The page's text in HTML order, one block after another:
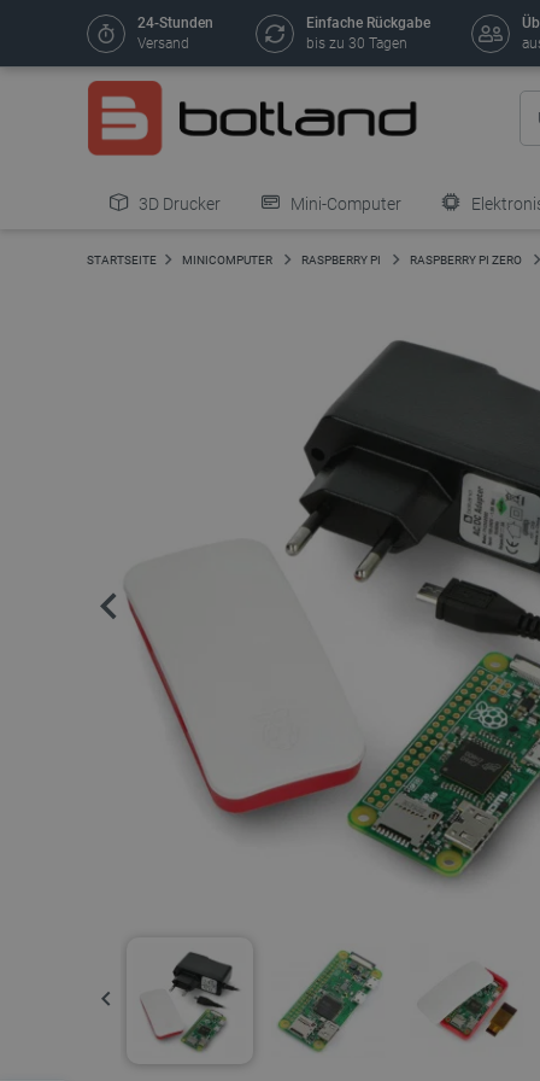
24-Stunden
Versand
Einfache Rückgabe
bis zu 30 Tagen
3D Drucker Mini-Computer
STARTSEITE MINICOMPUTER RASPBERRY PI RASPBERRY PI ZERO